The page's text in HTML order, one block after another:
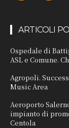
ARTICOLI
Ospedale di
ASL e Comune.
Agropoli.
Music Area
Aeroporto
impianto di
Centola